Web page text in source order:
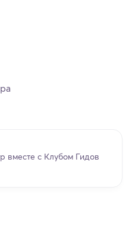
вместе с Клубом Гидов